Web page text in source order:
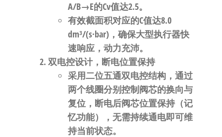
A/B→E的Cv值达2.5。
有效截面积对应的C值达8.0
dm³/(s·bar)，确保大型执行器快
速响应，动力充沛。
双电控设计，断电位置保持
采用二位五通双电控结构，通过
两个线圈分别控制阀芯的换向与
复位， 断电后阀芯位置保持（记
忆功能），无需持续通电即可维
持当前状态。